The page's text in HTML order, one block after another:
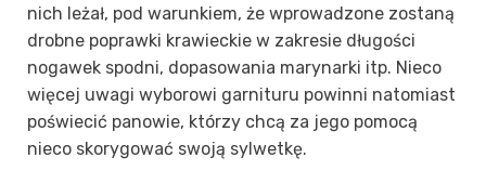
nich leżał, pod warunkiem, że wprowadzone zostaną
drobne poprawki krawieckie w zakresie długości
nogawek spodni, dopasowania marynarki itp. Nieco
więcej uwagi wyborowi garnituru powinni natomiast
poświecić panowie, którzy chcą za jego pomocą
nieco skorygować swoją sylwetkę.